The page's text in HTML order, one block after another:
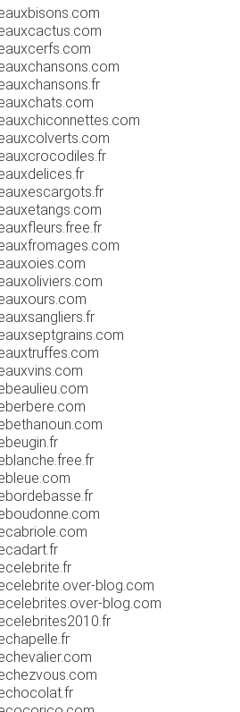
blog.com
blog.com